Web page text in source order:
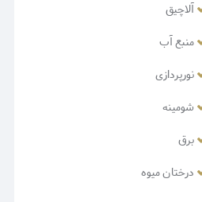
آلاچیق
منبع آب
نورپردازی
شومینه
برق
درختان میوه